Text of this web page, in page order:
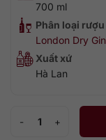
700 ml
Phân loại rượu
London Dry Gin
Xuất xứ
Hà Lan